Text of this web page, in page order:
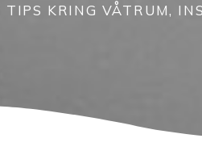
KRING VÅTRUM,